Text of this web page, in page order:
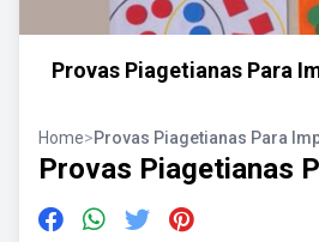
Provas Piagetianas Para
Home>Provas Piagetianas Para
Provas Piagetianas